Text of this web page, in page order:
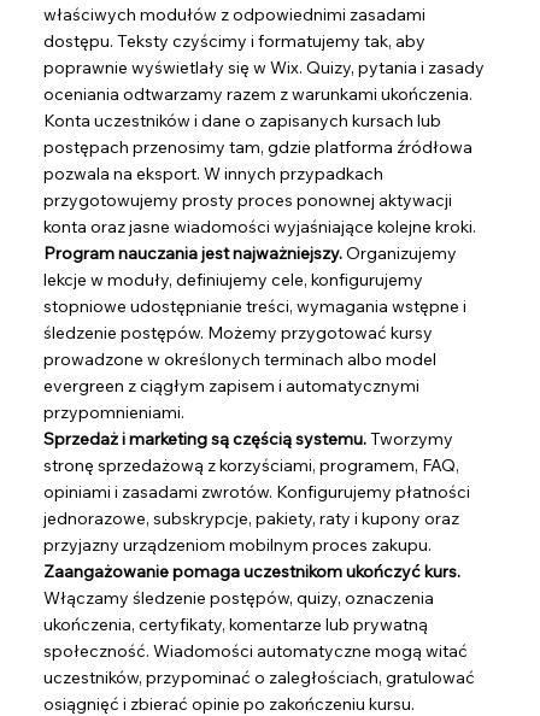
właściwych modułów z odpowiednimi zasadami
dostępu. Teksty czyścimy i formatujemy tak, aby
poprawnie wyświetlały się w Wix. Quizy, pytania i zasady
oceniania odtwarzamy razem z warunkami ukończenia.
Konta uczestników i dane o zapisanych kursach lub
postępach przenosimy tam, gdzie platforma źródłowa
pozwala na eksport. W innych przypadkach
przygotowujemy prosty proces ponownej aktywacji
konta oraz jasne wiadomości wyjaśniające kolejne kroki.
Program nauczania jest najważniejszy.Organizujemy
lekcje w moduły, definiujemy cele, konfigurujemy
stopniowe udostępnianie treści, wymagania wstępne i
śledzenie postępów. Możemy przygotować kursy
prowadzone w określonych terminach albo model
evergreen z ciągłym zapisem i automatycznymi
przypomnieniami.
Sprzedaż i marketing są częścią systemu.Tworzymy
stronę sprzedażową z korzyściami, programem, FAQ,
opiniami i zasadami zwrotów. Konfigurujemy płatności
jednorazowe, subskrypcje, pakiety, raty i kupony oraz
przyjazny urządzeniom mobilnym proces zakupu.
Zaangażowanie pomaga uczestnikom ukończyć kurs.
Włączamy śledzenie postępów, quizy, oznaczenia
ukończenia, certyfikaty, komentarze lub prywatną
społeczność. Wiadomości automatyczne mogą witać
uczestników, przypominać o zaległościach, gratulować
osiągnięć i zbierać opinie po zakończeniu kursu.